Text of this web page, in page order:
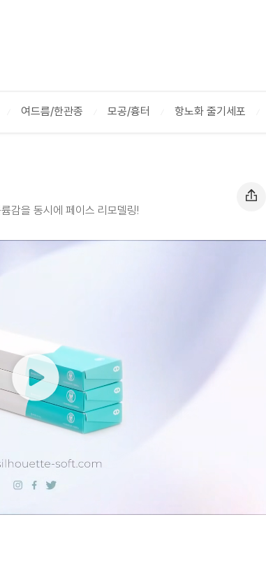
여드름/한관종 모공/흉터 항노화 줄기세포
감을 동시에 페이스 리모델링!